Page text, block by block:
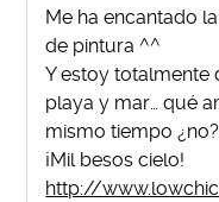
Me ha encantado
de pintura ^^
Y estoy totalmente
playa y mar… qué
mismo tiempo ¿no?
¡Mil besos cielo!
http://